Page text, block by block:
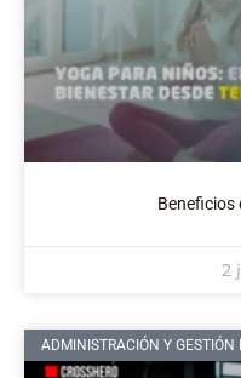
Beneficios
2
ADMINISTRACIÓN Y GESTIÓN